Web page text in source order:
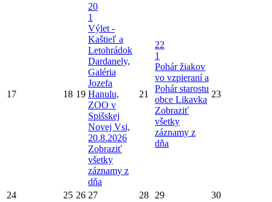
17 18 19
20
1
Výlet -
Kaštieľ a
Letohrádok
Dardanely,
Galéria
Jozefa
Hanulu,
ZOO v
Spišskej
Novej Vsi,
20.8.2026
Zobraziť
všetky
záznamy z
dňa
21
22
1
Pohár žiakov
vo vzpieraní a
Pohár starostu
obce Likavka
Zobraziť
všetky
záznamy z
dňa
23
24 25 26 27 28 29 30